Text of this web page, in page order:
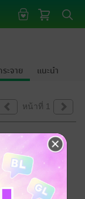
ะจาย แนะนำ
หน้าที่ 1
ค่ะ